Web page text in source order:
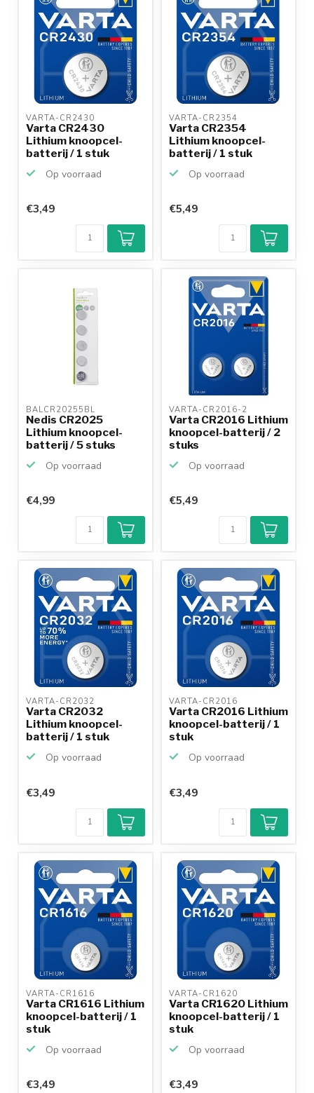
VARTA-CR2430
Varta CR2430
Lithium knoopcel-
batterij / 1 stuk
Op voorraad
€3,49
VARTA-CR2354
Varta CR2354
Lithium knoopcel-
batterij / 1 stuk
Op voorraad
€5,49
BALCR20255BL
Nedis CR2025
Lithium knoopcel-
batterij / 5 stuks
Op voorraad
€4,99
VARTA-CR2016-2
Varta CR2016 Lithium
knoopcel-batterij / 2
stuks
Op voorraad
€5,49
VARTA-CR2032
Varta CR2032
Lithium knoopcel-
batterij / 1 stuk
Op voorraad
€3,49
VARTA-CR2016
Varta CR2016 Lithium
knoopcel-batterij / 1
stuk
Op voorraad
€3,49
VARTA-CR1616
Varta CR1616 Lithium
knoopcel-batterij / 1
stuk
Op voorraad
€3,49
VARTA-CR1620
Varta CR1620 Lithium
knoopcel-batterij / 1
stuk
Op voorraad
€3,49